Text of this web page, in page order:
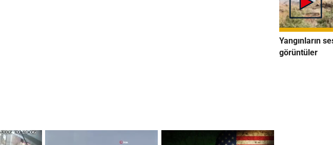
Yangınların
görüntüler